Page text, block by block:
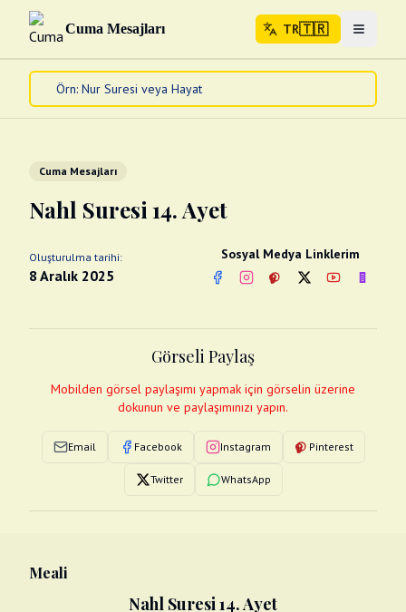
Cuma Mesajları TR🇹🇷 Menuyu
Ana Sayfa
Diğer
Abdest Videoları
Fotograflar
Cuma Mesajları
Nahl Suresi 14. Ayet
Oluşturulma tarihi:
8 Aralık 2025
Sosyal Medya Linklerim
FacebookInstagram
PinterestTwitterYouTube
Görseli Paylaş
Mobilden görsel paylaşımı yapmak için görselin üzerine
dokunun ve paylaşımınızı yapın.
Email Facebook Instagram Pinterest
Twitter WhatsApp
Meali
Nahl Suresi 14. Ayet